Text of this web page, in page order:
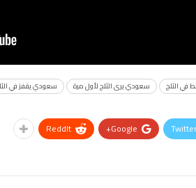
في الثلج سعودي يرى الثلج لأول مرة سعودي يقفز في
Twitter
Google+
ReddIt